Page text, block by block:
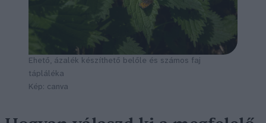
Ehető, ázalék készíthető belőle és számos faj
tápláléka
Kép: canva